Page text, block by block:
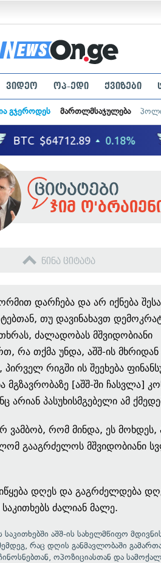
ვიდეო ოპ-ედი ქვიზები
გჯეროდეს მართლმსაჯულება
ჯიმ
წინა ციტატა
დარჩება და არ იქნება
თუ დავინახავთ
ძალადობას მშვიდობიანი
რა თქმა უნდა, აშშ-ის მხრიდან
რიგში ის შეეხება
მგზავრობაზე [აშშ-ში ჩასვლა]
არიან პასუხისმგებელი ამ
ვამბობ, რომ მინდა, ეს
გააგრძელოს მშვიდობიანი
დღეს და გაგრძელდება
ძალიან მალე.
აშშ-ის სახელმწიფო
რაც დღის განმავლობაში
ოპოზიციასთან და